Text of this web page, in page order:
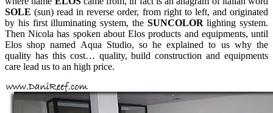
SOLE(sun) read in reverse order, from right to left, and originated
by his first illuminating system, the SUNCOLORlighting system.
Then Nicola has spoken about Elos products and equipments, until
Elos shop named Aqua Studio, so he explained to us why the
quality has this cost… quality, build construction and equipments
care lead us to an high price.